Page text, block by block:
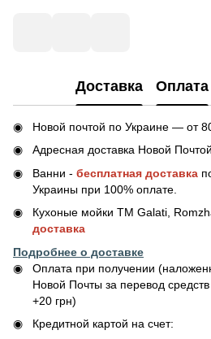
Доставка Оплата
Новой почтой по Украине — от
Адресная доставка Новой
Ванни - бесплатная доставка
Украины при 100% оплате.
Кухоные мойки ТМ Galati,
доставка
Подробнее о доставке
Оплата при получении
Новой Почты за перевод
+20 грн)
Кредитной картой на счет: